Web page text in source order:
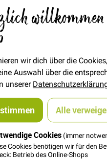
wir dich über die
Auswahl über die
unserer
Alle
Cookies (immer
Cookies benötigen wir für den
Betrieb des Online-Shops
€/METER(Freie
In den Warenkorb